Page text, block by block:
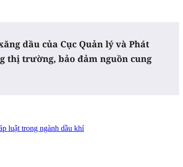
dầu của Cục Quản lý và Phát
thị trường, bảo đảm nguồn cung
luật trong ngành dầu khí